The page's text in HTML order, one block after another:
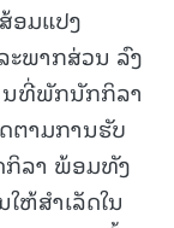
ອມແປງ
ພາກສ່ວນ ລົງ
ນທີ່ພັກນັກກິລາ
ຕາມການຮັບ
ກິລາ ພ້ອມທັງ
ຫ້ສໍາເລັດໃນ